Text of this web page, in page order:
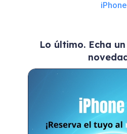
iPhone
Lo último. Echa